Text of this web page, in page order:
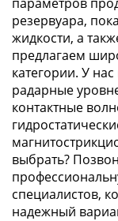
резервуара,
жидкости, а
предлагаем
категории. У
радарные
контактные
выбрать?
специалистов,
надежный